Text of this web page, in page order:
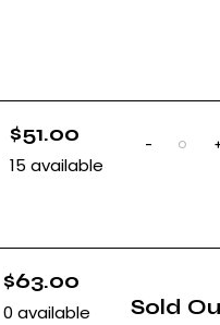
$51.00
15 available
-
Q
i
$63.00
0 available Sold